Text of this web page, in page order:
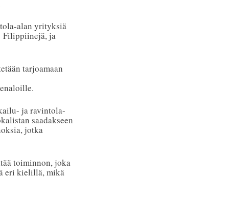
alan yrityksiä
Filippiinejä, ja
tarjoamaan
ja ravintola-
saadakseen
jotka
toiminnon, joka
eri kielillä, mikä